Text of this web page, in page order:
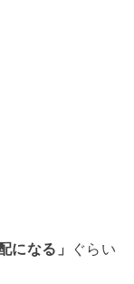
になる」
ぐらい